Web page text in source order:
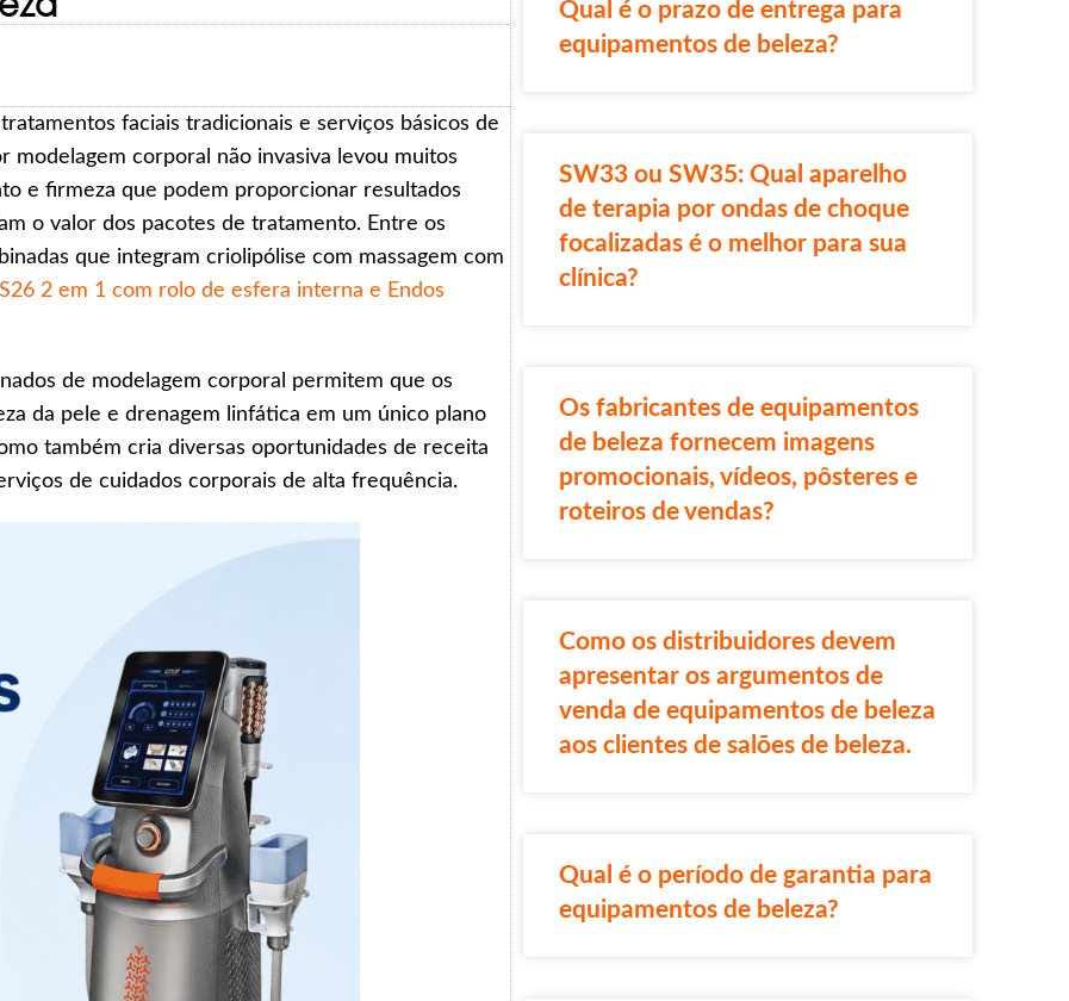
faciais tradicionais e serviços básicos de
modelagem corporal não invasiva levou muitos
e firmeza que podem proporcionar resultados
o valor dos pacotes de tratamento. Entre os
que integram criolipólise com massagem com
2 em 1 com rolo de esfera interna e Endos
de modelagem corporal permitem que os
da pele e drenagem linfática em um único plano
também cria diversas oportunidades de receita
de cuidados corporais de alta frequência.
Qual é o prazo de entrega para
equipamentos de beleza?
SW33 ou SW35: Qual aparelho
de terapia por ondas de choque
focalizadas é o melhor para sua
clínica?
Os fabricantes de equipamentos
de beleza fornecem imagens
promocionais, vídeos, pôsteres e
roteiros de vendas?
Como os distribuidores devem
apresentar os argumentos de
venda de equipamentos de beleza
aos clientes de salões de beleza.
Qual é o período de garantia para
equipamentos de beleza?